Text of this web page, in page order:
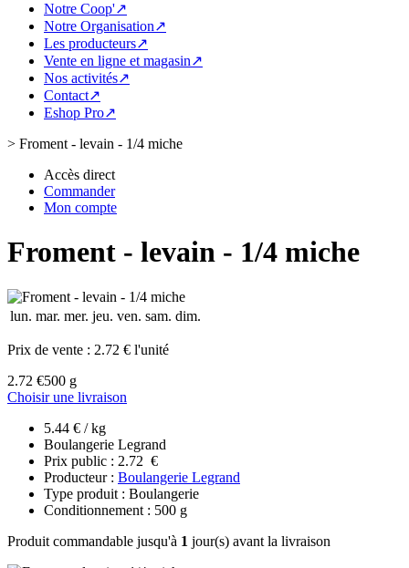
Notre Coop'↗
Notre Organisation↗
Les producteurs↗
Vente en ligne et magasin↗
Nos activités↗
Contact↗
Eshop Pro↗
> Froment - levain - 1/4 miche
Accès direct
Commander
Mon compte
Froment - levain - 1/4 miche
lun. mar. mer. jeu. ven. sam. dim.
Prix de vente : 2.72 € l'unité
2.72 €500 g
Choisir une livraison
5.44 € / kg
Boulangerie Legrand
Prix public : 2.72 €
Producteur : Boulangerie Legrand
Type produit : Boulangerie
Conditionnement : 500 g
Produit commandable jusqu'à 1 jour(s) avant la livraison